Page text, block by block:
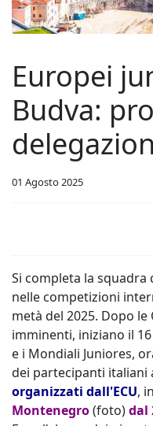
Europei
Budva:
01 Agosto 2025
Si completa la
nelle competizioni
metà del 2025. Dopo
imminenti, iniziano il
e i Mondiali Juniores,
dei partecipanti italiani
organizzati dall'ECU,
Montenegro(foto)dal